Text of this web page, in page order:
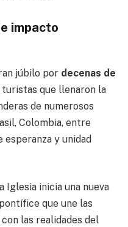
impacto
júbilo por decenas de
que llenaron la
de numerosos
Colombia, entre
esperanza y unidad
Iglesia inicia una nueva
que une las
las realidades del